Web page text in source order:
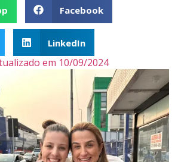
Facebook
LinkedIn
em 10/09/2024